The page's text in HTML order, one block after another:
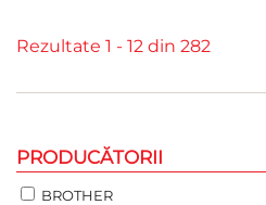
Rezultate 1 - 12 din 282
PRODUCĂTORII
BROTHER